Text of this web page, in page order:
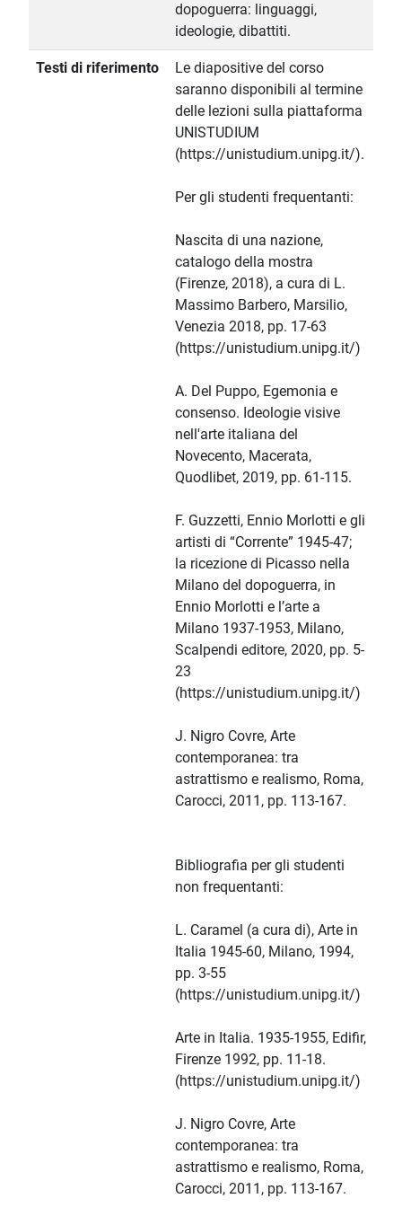
dopoguerra: linguaggi,
ideologie, dibattiti.
Testi di riferimento
Le diapositive del corso
saranno disponibili al termine
delle lezioni sulla piattaforma
UNISTUDIUM
(https://unistudium.unipg.it/).
Per gli studenti frequentanti:
Nascita di una nazione,
catalogo della mostra
(Firenze, 2018), a cura di L.
Massimo Barbero, Marsilio,
Venezia 2018, pp. 17-63
(https://unistudium.unipg.it/)
A. Del Puppo, Egemonia e
consenso. Ideologie visive
nell'arte italiana del
Novecento, Macerata,
Quodlibet, 2019, pp. 61-115.
F. Guzzetti, Ennio Morlotti e gli
artisti di “Corrente” 1945-47;
la ricezione di Picasso nella
Milano del dopoguerra, in
Ennio Morlotti e l’arte a
Milano 1937-1953, Milano,
Scalpendi editore, 2020, pp. 5-
23
(https://unistudium.unipg.it/)
J. Nigro Covre, Arte
contemporanea: tra
astrattismo e realismo, Roma,
Carocci, 2011, pp. 113-167.
Bibliografia per gli studenti
non frequentanti:
L. Caramel (a cura di), Arte in
Italia 1945-60, Milano, 1994,
pp. 3-55
(https://unistudium.unipg.it/)
Arte in Italia. 1935-1955, Edifir,
Firenze 1992, pp. 11-18.
(https://unistudium.unipg.it/)
J. Nigro Covre, Arte
contemporanea: tra
astrattismo e realismo, Roma,
Carocci, 2011, pp. 113-167.